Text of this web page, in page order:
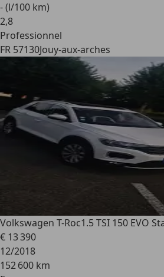
- (l/100 km)
2,8
Professionnel
FR 57130Jouy-aux-arches
Volkswagen T-Roc1.5 TSI 150 EVO
€ 13 390
12/2018
152 600 km